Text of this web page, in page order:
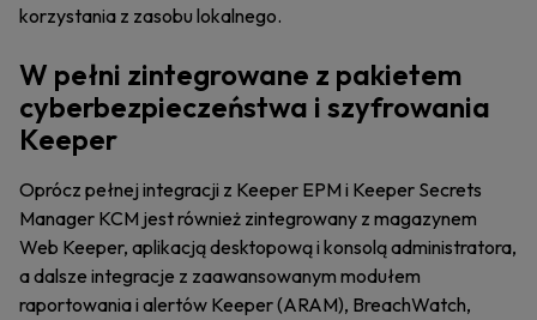
korzystania z zasobu lokalnego.
W pełni zintegrowane z pakietem
cyberbezpieczeństwa i szyfrowania
Keeper
Oprócz pełnej integracji z Keeper EPM i Keeper Secrets
Manager KCM jest również zintegrowany z magazynem
Web Keeper, aplikacją desktopową i konsolą administratora,
a dalsze integracje z zaawansowanym modułem
raportowania i alertów Keeper (ARAM), BreachWatch,